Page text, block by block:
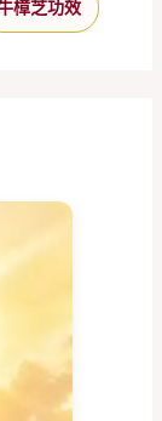
樟芝功效